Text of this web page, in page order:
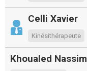
Celli Xavier
Kinésithérapeute
Khoualed Nassim